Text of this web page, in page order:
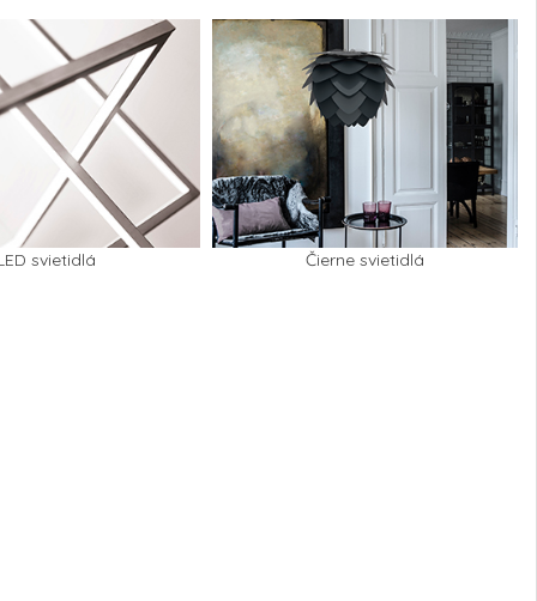
svietidlá Čierne svietidlá